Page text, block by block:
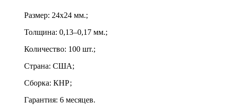
Размер: 24х24 мм.;
Толщина: 0,13–0,17 мм.;
Количество: 100 шт.;
Страна: США;
Сборка: КНР;
Гарантия: 6 месяцев.